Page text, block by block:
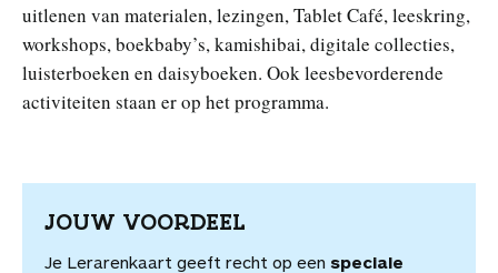
uitlenen van materialen, lezingen, Tablet Café, leeskring,
workshops, boekbaby’s, kamishibai, digitale collecties,
luisterboeken en daisyboeken. Ook leesbevorderende
activiteiten staan er op het programma.
JOUW VOORDEEL
Je Lerarenkaart geeft recht op een speciale